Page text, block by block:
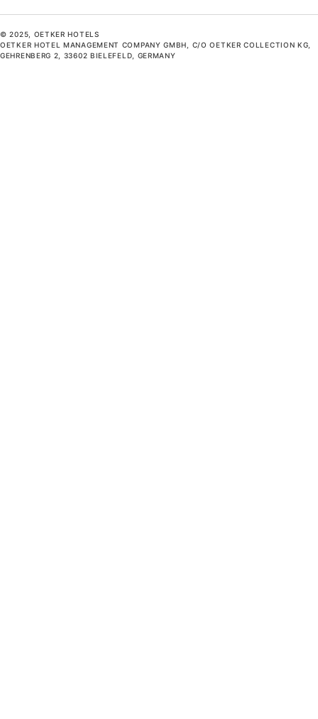
© 2025, OETKER HOTELS
OETKER HOTEL MANAGEMENT COMPANY GMBH, C/O OETKER COLLECTION KG,
GEHRENBERG 2, 33602 BIELEFELD, GERMANY